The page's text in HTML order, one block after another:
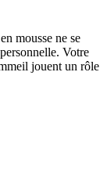
mousse ne se
Votre
jouent un rôle